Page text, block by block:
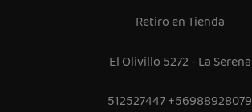
Retiro en Tienda
El Olivillo 5272 - La Serena
512527447 +56988928079